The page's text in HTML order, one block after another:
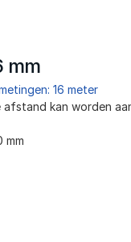
mm
16 meter
kan worden
mm